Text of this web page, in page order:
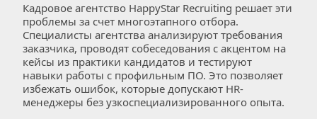
Кадровое агентство HappyStar Recruiting решает эти
проблемы за счет многоэтапного отбора.
Специалисты агентства анализируют требования
заказчика, проводят собеседования с акцентом на
кейсы из практики кандидатов и тестируют
навыки работы с профильным ПО. Это позволяет
избежать ошибок, которые допускают HR-
менеджеры без узкоспециализированного опыта.